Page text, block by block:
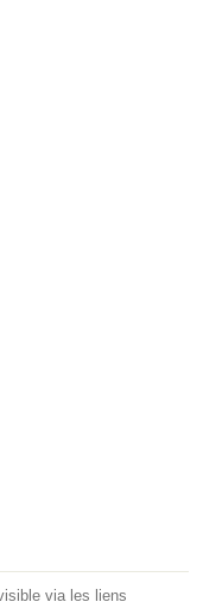
via les liens